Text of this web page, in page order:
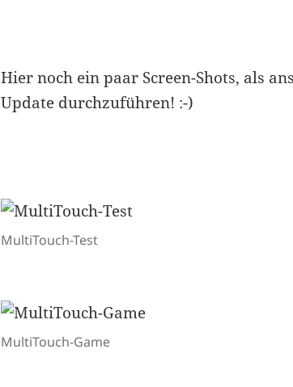
Hier noch ein paar Screen-Shots, als
Update durchzuführen! :-)
MultiTouch-Test
MultiTouch-Game